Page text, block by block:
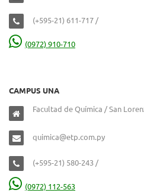
(+595-21) 611-717 /
(0972) 910-710
CAMPUS UNA
Facultad de Química / San
quimica@etp.com.py
(+595-21) 580-243 /
(0972) 112-563